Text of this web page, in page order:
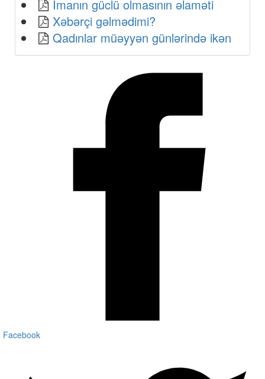
İmanın güclü olmasının əlaməti
Xəbərçi gəlmədimi?
Qadınlar müəyyən günlərində ikən
Facebook